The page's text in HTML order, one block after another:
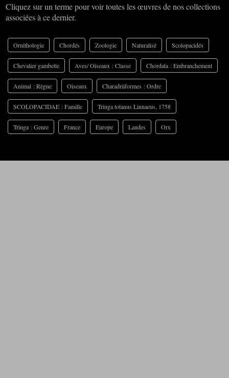
Cliquez sur un terme pour voir toutes les œuvres de nos collections
associées à ce dernier.
Ornithologie Chordés Zoologie Naturalisé Scolopacidés
Chevalier gambette Aves/ Oiseaux : Classe Chordata : Embranchement
Animal : Règne Oiseaux Charadriiformes : Ordre
SCOLOPACIDAE : Famille Tringa totanus Linnaeus, 1758
Tringa : Genre France Europe Landes Orx